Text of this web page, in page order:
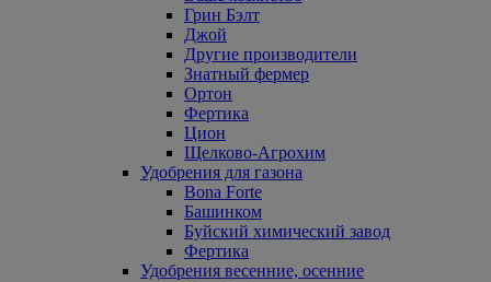
Грин Бэлт
Джой
Другие производители
Знатный фермер
Ортон
Фертика
Цион
Щелково-Агрохим
Удобрения для газона
Bona Forte
Башинком
Буйский химический завод
Фертика
Удобрения весенние, осенние